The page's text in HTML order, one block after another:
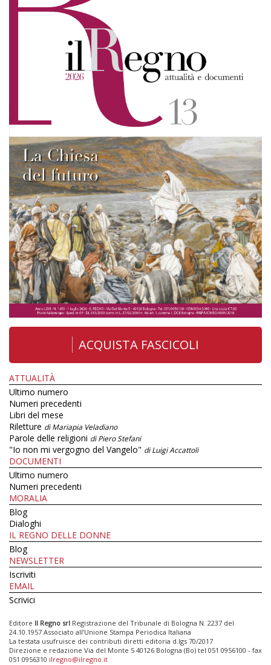
ACQUISTA FASCICOLI
ATTUALITÀ
Ultimo numero
Numeri precedenti
Libri del mese
Riletture di Mariapia Veladiano
Parole delle religioni di Piero Stefani
"Io non mi vergogno del Vangelo" di Luigi Accattoli
DOCUMENTI
Ultimo numero
Numeri precedenti
MORALIA
Blog
Dialoghi
IL REGNO DELLE DONNE
Blog
NEWSLETTER
Iscriviti
EMAIL
Scrivici
Editore Il Regno srl Registrazione del Tribunale di Bologna N. 2237 del
24.10.1957 Associato all’Unione Stampa Periodica Italiana
La testata usufruisce dei contributi diretti editoria d.lgs 70/2017
Direzione e redazione Via del Monte 5 40126 Bologna (Bo) tel 051 0956100 - fax
051 0956310 ilregno@ilregno.it